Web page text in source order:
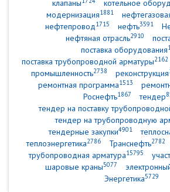
клапаны котельное
модернизация1881
нефтепровод1715 нефть3591
нефтяная отрасль2910
поставка оборудования
поставка трубопроводной арматуры2162
промышленность2738 реконструкция
ремонтная программа1513
Роснефть1867 тендер
тендер на поставку
тендер на трубопроводную
тендерные закупки4901
теплоэнергетика2786 Транснефть2782
трубопроводная арматура15795
шаровые краны5077
Энергетика5729